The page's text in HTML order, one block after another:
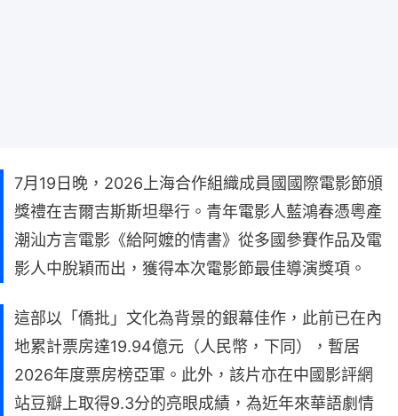
7月19日晚，2026上海合作組織成員國國際電影節頒
獎禮在吉爾吉斯斯坦舉行。青年電影人藍鴻春憑粵產
潮汕方言電影《給阿嬤的情書》從多國參賽作品及電
影人中脫穎而出，獲得本次電影節最佳導演獎項。
這部以「僑批」文化為背景的銀幕佳作，此前已在內
地累計票房達19.94億元（人民幣，下同），暫居
2026年度票房榜亞軍。此外，該片亦在中國影評網
站豆瓣上取得9.3分的亮眼成績，為近年來華語劇情